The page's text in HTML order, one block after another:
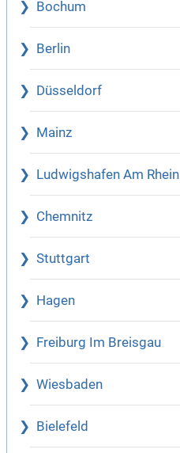
Bochum
Berlin
Düsseldorf
Mainz
Ludwigshafen Am Rhein
Chemnitz
Stuttgart
Hagen
Freiburg Im Breisgau
Wiesbaden
Bielefeld